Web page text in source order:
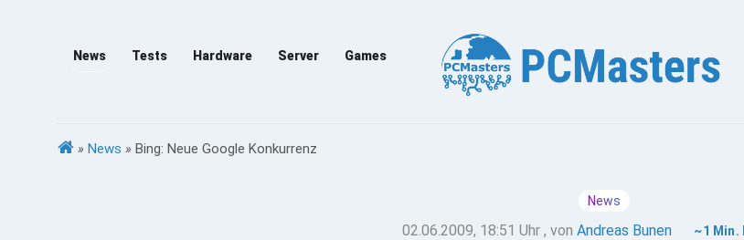
News Tests Hardware Server Games
» News » Bing: Neue Google Konkurrenz
News
02.06.2009, 18:51 Uhr , vonAndreas Bunen ~1 Min.